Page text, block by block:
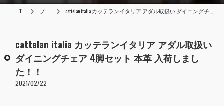
TOP ブログ cattelan italia カッテランイタリア アダル取扱い ダイニングチェア 4脚セット 本革 入荷しました！！
cattelan italia カッテランイタリア アダル取扱い
ダイニングチェア 4脚セット 本革 入荷しまし
た！！
2021/02/22